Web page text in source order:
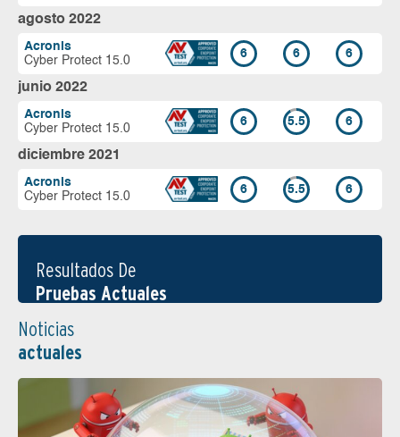
agosto 2022
Acronis
Cyber Protect 15.0
6 6 6
junio 2022
Acronis
Cyber Protect 15.0
6 5.5 6
diciembre 2021
Acronis
Cyber Protect 15.0
6 5.5 6
Resultados De
Pruebas Actuales
Noticias
actuales